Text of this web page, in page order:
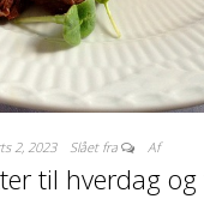
2, 2023 Slået fra Af
til hverdag og